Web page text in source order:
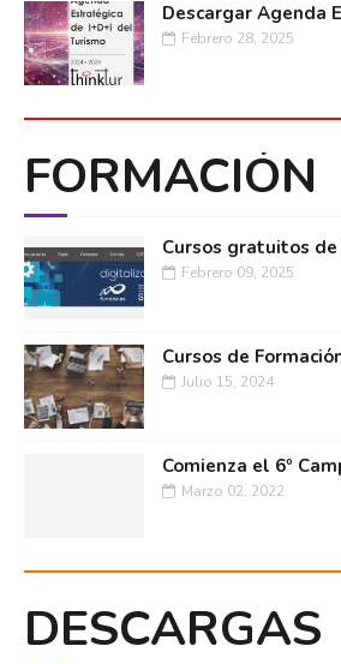
Descargar Agenda
Febrero 28, 2025
FORMACIÓN
Cursos gratuitos
Febrero 09, 2025
Cursos de
Julio 15, 2024
Comienza el 6º
Marzo 02, 2022
DESCARGAS